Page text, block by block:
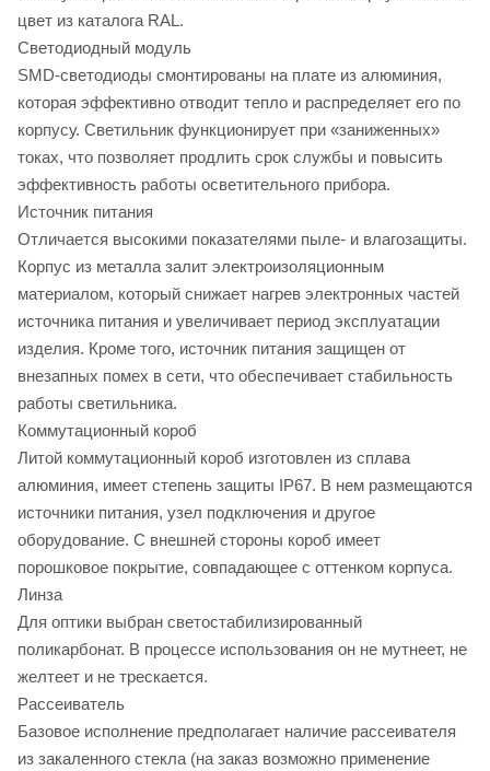
цвет из каталога RAL.
Светодиодный модуль
SMD-светодиоды смонтированы на плате из алюминия,
которая эффективно отводит тепло и распределяет его по
корпусу. Светильник функционирует при «заниженных»
токах, что позволяет продлить срок службы и повысить
эффективность работы осветительного прибора.
Источник питания
Отличается высокими показателями пыле- и влагозащиты.
Корпус из металла залит электроизоляционным
материалом, который снижает нагрев электронных частей
источника питания и увеличивает период эксплуатации
изделия. Кроме того, источник питания защищен от
внезапных помех в сети, что обеспечивает стабильность
работы светильника.
Коммутационный короб
Литой коммутационный короб изготовлен из сплава
алюминия, имеет степень защиты IP67. В нем размещаются
источники питания, узел подключения и другое
оборудование. С внешней стороны короб имеет
порошковое покрытие, совпадающее с оттенком корпуса.
Линза
Для оптики выбран светостабилизированный
поликарбонат. В процессе использования он не мутнеет, не
желтеет и не трескается.
Рассеиватель
Базовое исполнение предполагает наличие рассеивателя
из закаленного стекла (на заказ возможно применение